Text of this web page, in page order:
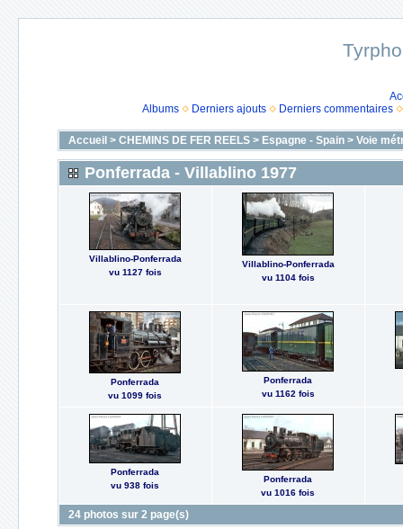
Albums
Derniers ajouts Derniers commentaires
Accueil > CHEMINS DE FER REELS> Espagne - Spain> Voie
Ponferrada - Villablino 1977
Villablino-Ponferrada
vu 1127 fois
Villablino-Ponferrada
vu 1104 fois
Ponferrada
vu 1099 fois
Ponferrada
vu 1162 fois
Ponferrada
vu 938 fois
Ponferrada
vu 1016 fois
24 photos sur 2 page(s)